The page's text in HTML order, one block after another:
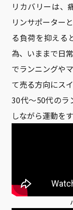
採用情報
プライバシーポリ
リカバリーは、
リンサポーター
る負荷を抑える
為、いままで日
でランニングや
て売る方向にスイ
30代〜50代のラ
しながら運動を